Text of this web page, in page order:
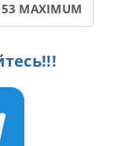
MAXIMUM